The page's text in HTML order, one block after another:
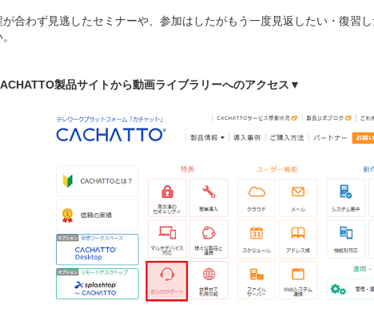
が合わず見逃したセミナーや、参加はしたがもう一度見返したい・復習
製品サイトから動画ライブラリーへのアクセス▼